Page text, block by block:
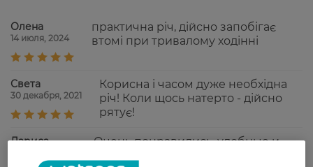
Олена
14 июля, 2024
практична річ, дійсно запобігає
втомі при тривалому ходінні
Света
30 декабря, 2021
Корисна і часом дуже необхідна
річ! Коли щось натерто - дійсно
рятує!
Лариса
Очень понравились, удобные и